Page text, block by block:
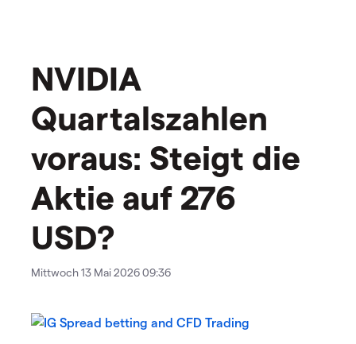
NVIDIA
Quartalszahlen
voraus: Steigt die
Aktie auf 276
USD?
Mittwoch 13 Mai 2026 09:36